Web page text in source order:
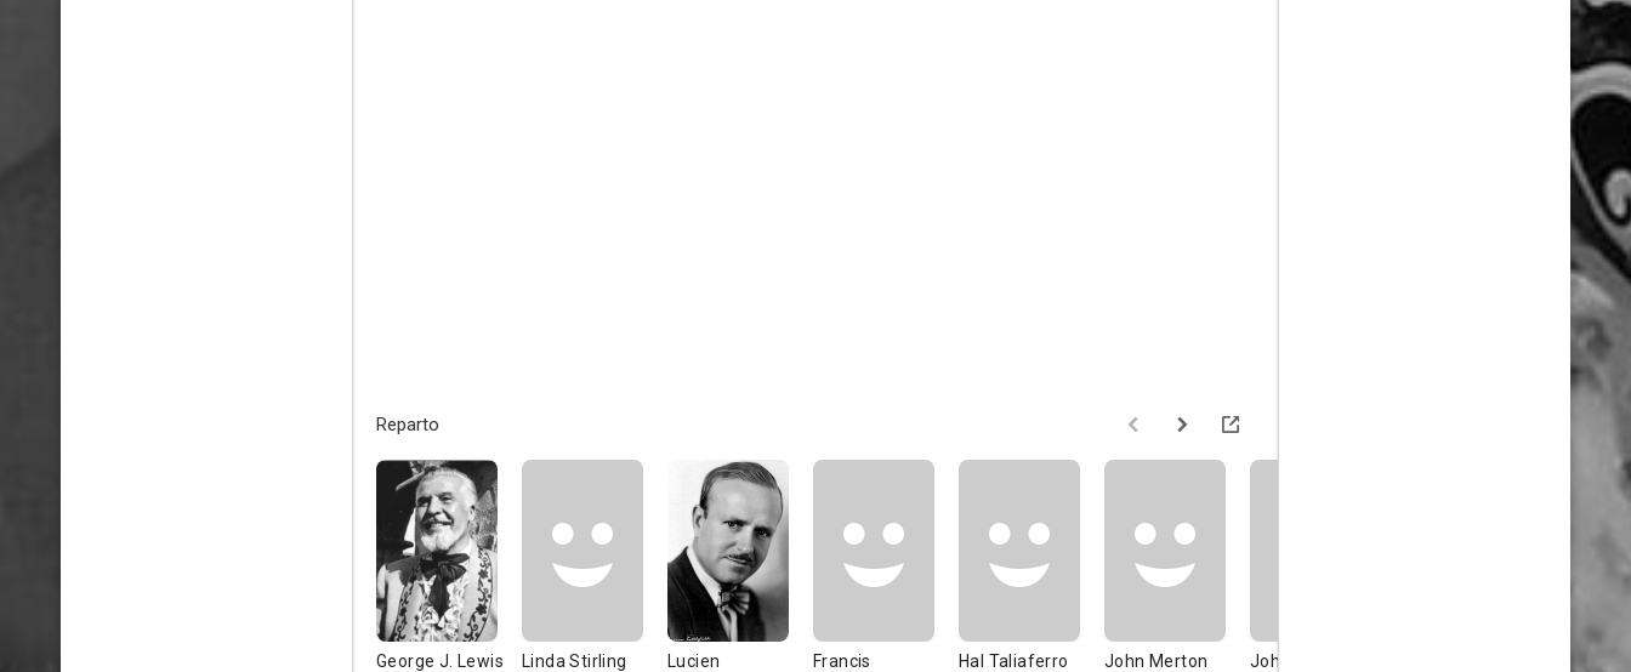
Reparto
George J. Lewis Linda Stirling
Lucien
Francis
Hal Taliaferro John Merton John Hamilton